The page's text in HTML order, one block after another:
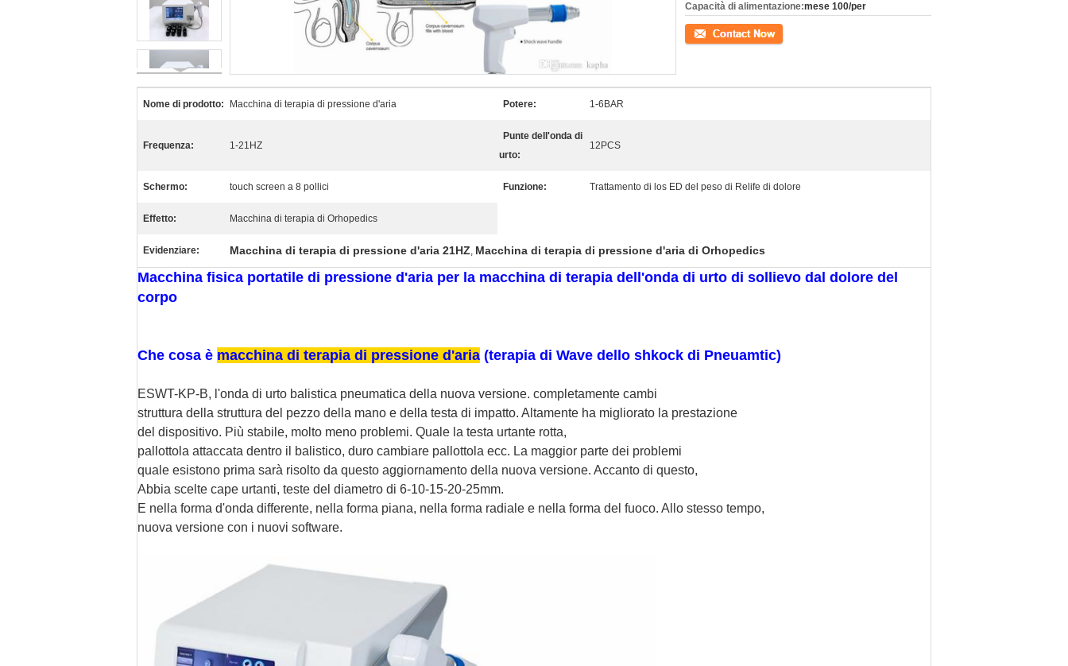
Capacità di alimentazione:mese 100/per
Contatto
Nome di prodotto: Macchina di terapia di pressione d'aria Potere: 1-6BAR
Frequenza: 1-21HZ
Punte dell'onda di
urto:
12PCS
Schermo: touch screen a 8 pollici Funzione: Trattamento di los ED del peso di Relife di dolore
Effetto: Macchina di terapia di Orhopedics
Evidenziare: Macchina di terapia di pressione d'aria 21HZ, Macchina di terapia di pressione d'aria di Orhopedics
Macchina fisica portatile di pressione d'aria per la macchina di terapia dell'onda di urto di sollievo dal dolore del
corpo
Che cosa è macchina di terapia di pressione d'aria (terapia di Wave dello shkock di Pneuamtic)
ESWT-KP-B, l'onda di urto balistica pneumatica della nuova versione. completamente cambi
struttura della struttura del pezzo della mano e della testa di impatto. Altamente ha migliorato la prestazione
del dispositivo. Più stabile, molto meno problemi. Quale la testa urtante rotta,
pallottola attaccata dentro il balistico, duro cambiare pallottola ecc. La maggior parte dei problemi
quale esistono prima sarà risolto da questo aggiornamento della nuova versione. Accanto di questo,
Abbia scelte cape urtanti, teste del diametro di 6-10-15-20-25mm.
E nella forma d'onda differente, nella forma piana, nella forma radiale e nella forma del fuoco. Allo stesso tempo,
nuova versione con i nuovi software.